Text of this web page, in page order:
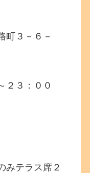
３－６－
３：００
テラス席２